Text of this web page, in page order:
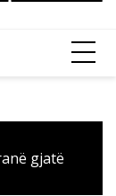
gjatë